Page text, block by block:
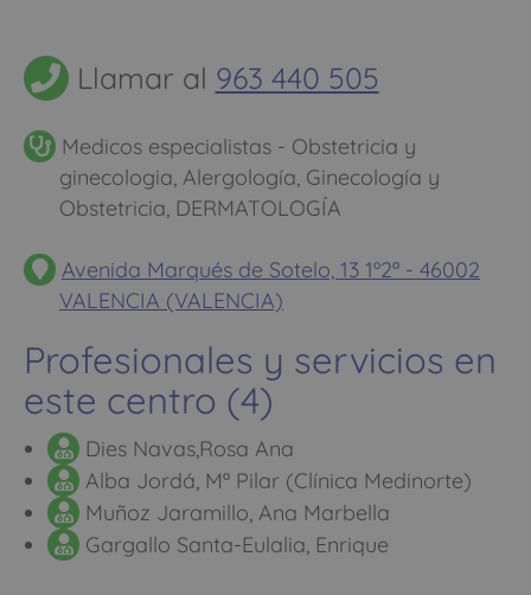
Llamar al 963 440 505
Medicos especialistas - Obstetricia y
ginecologia, Alergología, Ginecología y
Obstetricia, DERMATOLOGÍA
Avenida Marqués de Sotelo, 13 1º2ª - 46002
VALENCIA (VALENCIA)
Profesionales y servicios en
este centro (4)
Dies Navas,Rosa Ana
Alba Jordá, Mª Pilar (Clínica Medinorte)
Muñoz Jaramillo, Ana Marbella
Gargallo Santa-Eulalia, Enrique